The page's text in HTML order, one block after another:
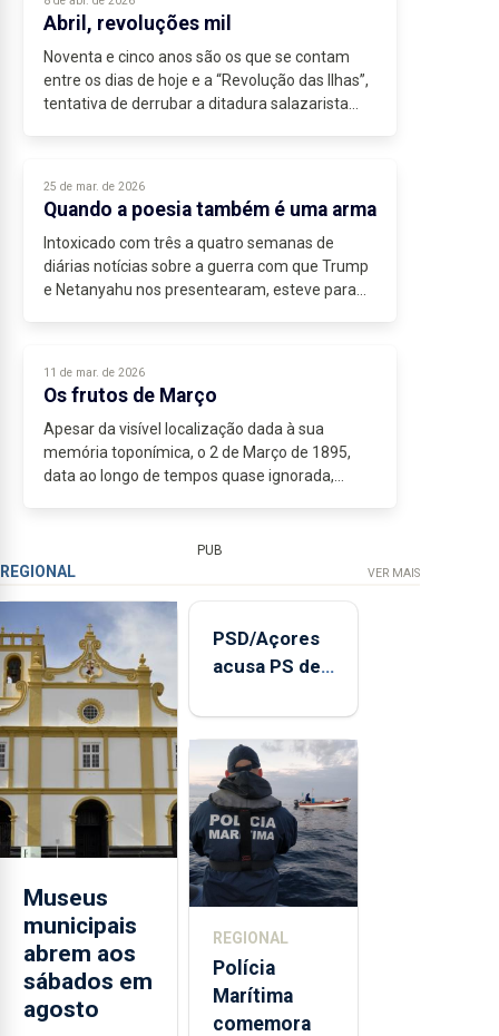
Abril, revoluções mil
Noventa e cinco anos são os que se contam
entre os dias de hoje e a “Revolução das Ilhas”,
tentativa de derrubar a ditadura salazarista
25 de mar. de 2026
Quando a poesia também é uma arma
Intoxicado com três a quatro semanas de
diárias notícias sobre a guerra com que Trump
e Netanyahu nos presentearam, esteve para
11 de mar. de 2026
Os frutos de Março
Apesar da visível localização dada à sua
memória toponímica, o 2 de Março de 1895,
data ao longo de tempos quase ignorada,
PUB
REGIONAL VER MAIS
Museus
municipais
abrem aos
sábados em
agosto
PSD/Açores
acusa PS de
contraditória"
sobre
evolução
turística
REGIONAL
Polícia
Marítima
comemora